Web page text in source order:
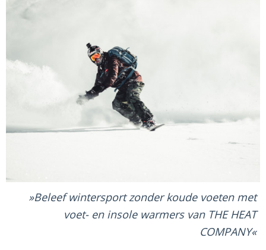
Beleef wintersport zonder koude voeten met
voet- en insole warmers van THE HEAT
COMPANY